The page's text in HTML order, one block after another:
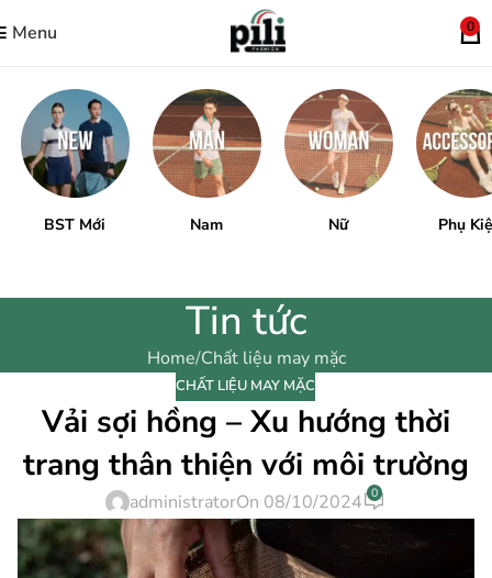
Menu 0
BST Mới Nam Nữ Phụ
Tin tức
Home Chất liệu may mặc
CHẤT LIỆU MAY MẶC
Vải sợi hồng – Xu hướng thời
trang thân thiện với môi trường
administratorOn 08/10/2024 0